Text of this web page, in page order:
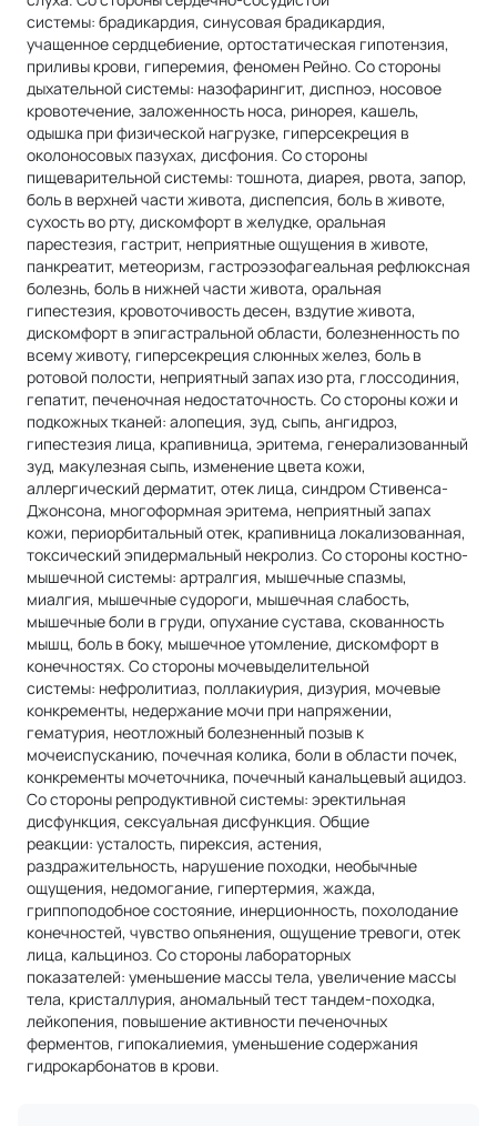
системы: брадикардия, синусовая брадикардия,
учащенное сердцебиение, ортостатическая гипотензия,
приливы крови, гиперемия, феномен Рейно. Со стороны
дыхательной системы: назофарингит, диспноэ, носовое
кровотечение, заложенность носа, ринорея, кашель,
одышка при физической нагрузке, гиперсекреция в
околоносовых пазухах, дисфония. Со стороны
пищеварительной системы: тошнота, диарея, рвота, запор,
боль в верхней части живота, диспепсия, боль в животе,
сухость во рту, дискомфорт в желудке, оральная
парестезия, гастрит, неприятные ощущения в животе,
панкреатит, метеоризм, гастроэзофагеальная рефлюксная
болезнь, боль в нижней части живота, оральная
гипестезия, кровоточивость десен, вздутие живота,
дискомфорт в эпигастральной области, болезненность по
всему животу, гиперсекреция слюнных желез, боль в
ротовой полости, неприятный запах изо рта, глоссодиния,
гепатит, печеночная недостаточность. Со стороны кожи и
подкожных тканей: алопеция, зуд, сыпь, ангидроз,
гипестезия лица, крапивница, эритема, генерализованный
зуд, макулезная сыпь, изменение цвета кожи,
аллергический дерматит, отек лица, синдром Стивенса-
Джонсона, многоформная эритема, неприятный запах
кожи, периорбитальный отек, крапивница локализованная,
токсический эпидермальный некролиз. Со стороны костно-
мышечной системы: артралгия, мышечные спазмы,
миалгия, мышечные судороги, мышечная слабость,
мышечные боли в груди, опухание сустава, скованность
мышц, боль в боку, мышечное утомление, дискомфорт в
конечностях. Со стороны мочевыделительной
системы: нефролитиаз, поллакиурия, дизурия, мочевые
конкременты, недержание мочи при напряжении,
гематурия, неотложный болезненный позыв к
мочеиспусканию, почечная колика, боли в области почек,
конкременты мочеточника, почечный канальцевый ацидоз.
Со стороны репродуктивной системы: эректильная
дисфункция, сексуальная дисфункция. Общие
реакции: усталость, пирексия, астения,
раздражительность, нарушение походки, необычные
ощущения, недомогание, гипертермия, жажда,
гриппоподобное состояние, инерционность, похолодание
конечностей, чувство опьянения, ощущение тревоги, отек
лица, кальциноз. Со стороны лабораторных
показателей: уменьшение массы тела, увеличение массы
тела, кристаллурия, аномальный тест тандем-походка,
лейкопения, повышение активности печеночных
ферментов, гипокалиемия, уменьшение содержания
гидрокарбонатов в крови.